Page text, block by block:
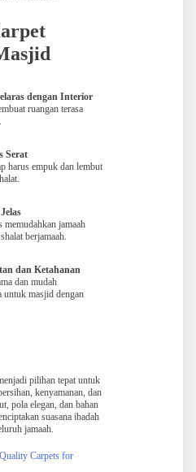
dengan Interior
ruangan terasa
Serat
harus empuk dan lembut
jamaah
berjamaah.
dan Ketahanan
dan mudah
untuk masjid dengan
pilihan tepat untuk
kenyamanan, dan
pola elegan, dan bahan
suasana ibadah
jamaah.
Carpets for